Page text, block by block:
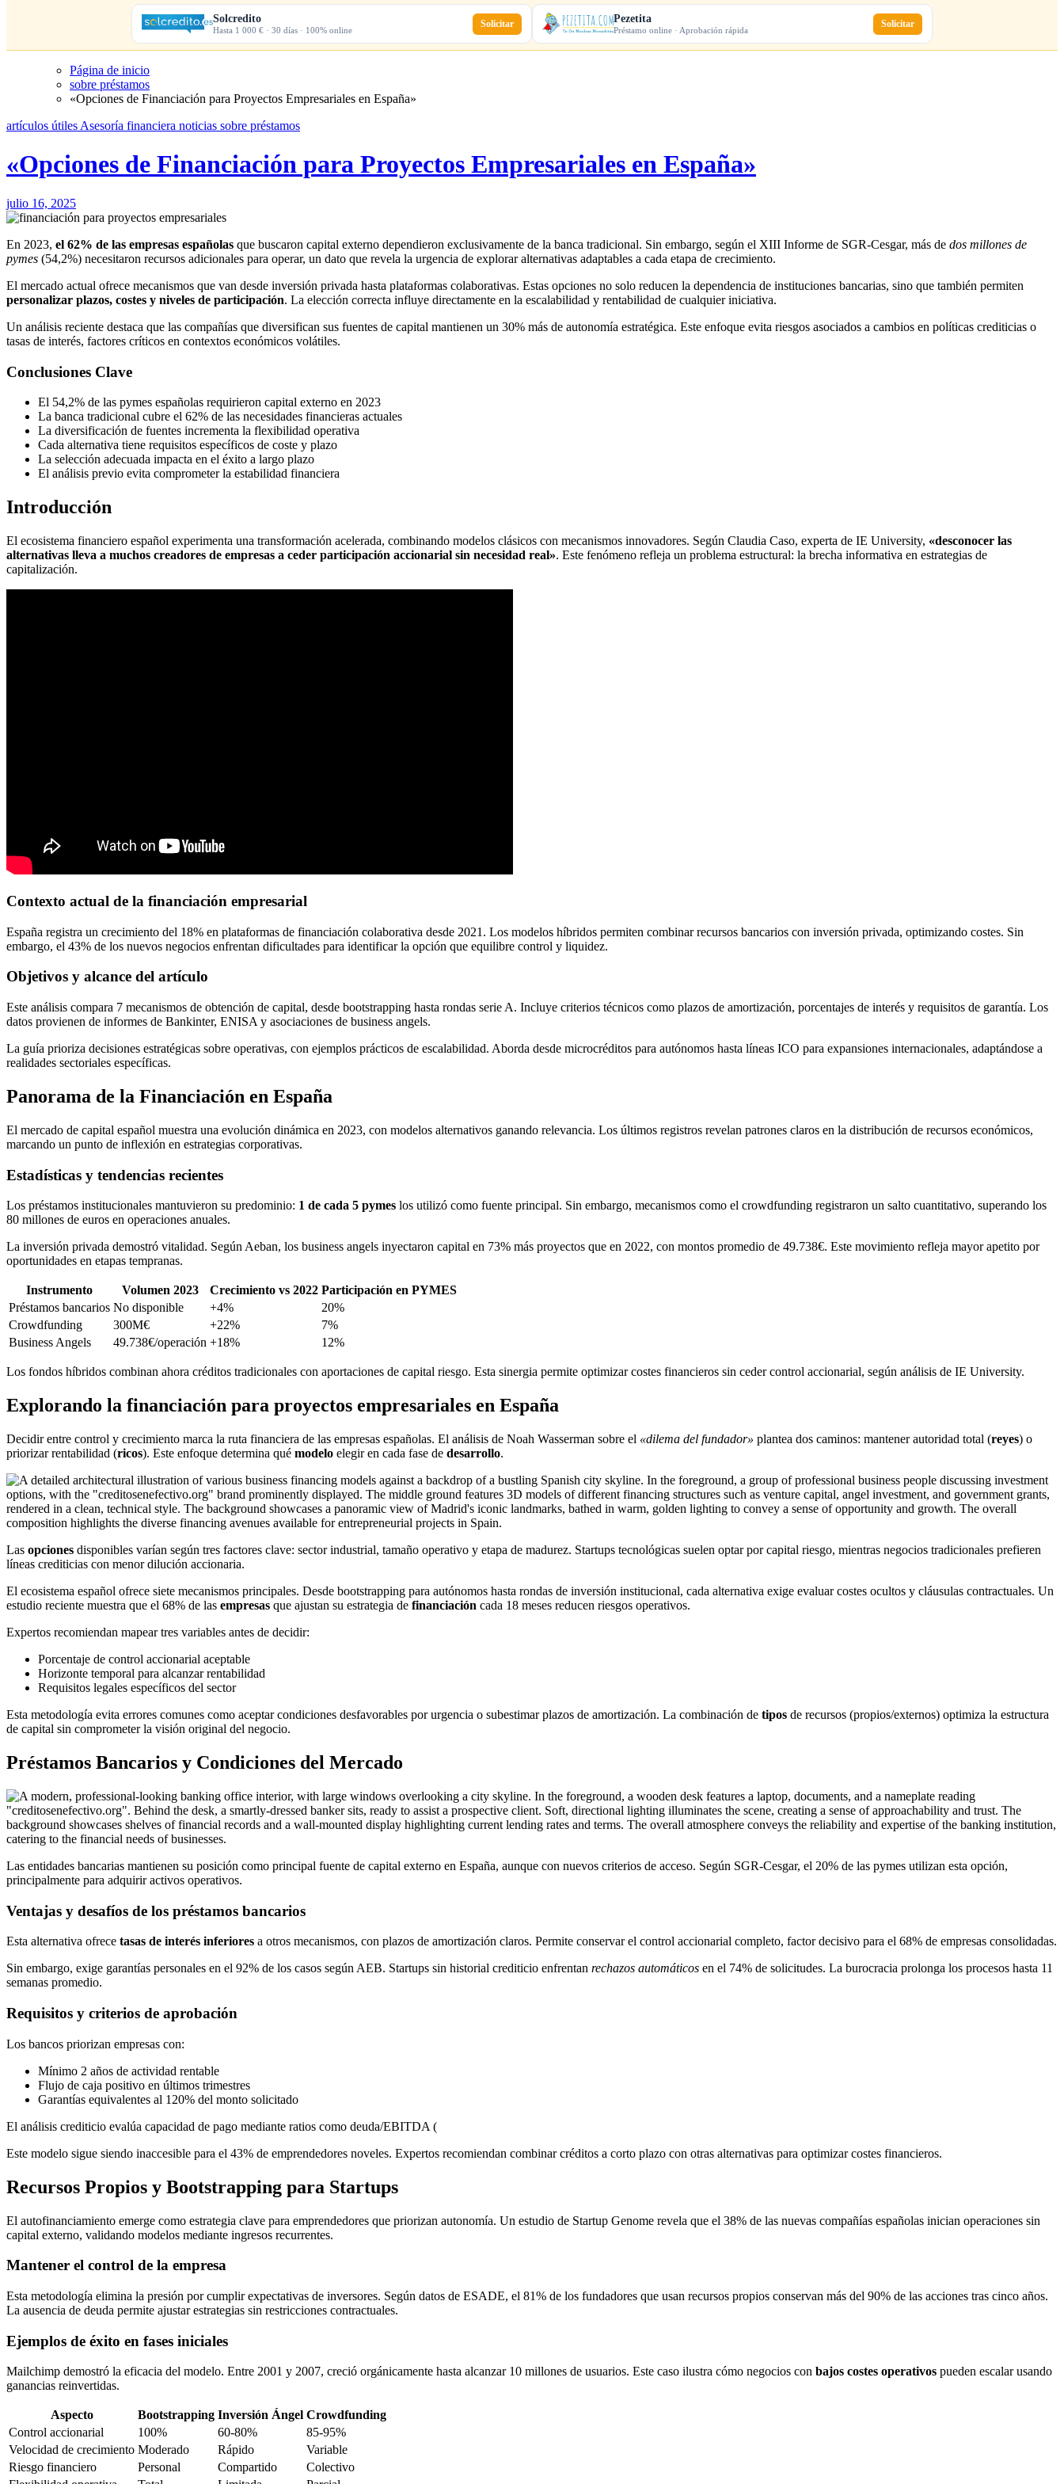
Solcredito
Hasta 1 000 € · 30 días · 100% online
Solicitar Pezetita
Préstamo online · Aprobación rápida
Solicitar
Página de inicio
sobre préstamos
«Opciones de Financiación para Proyectos Empresariales en España»
artículos útiles Asesoría financiera noticias sobre préstamos
«Opciones de Financiación para Proyectos Empresariales en España»
julio 16, 2025
En 2023, el 62% de las empresas españolas que buscaron capital externo dependieron exclusivamente de la banca tradicional. Sin embargo, según el XIII Informe de SGR-Cesgar, más de dos millones de
pymes (54,2%) necesitaron recursos adicionales para operar, un dato que revela la urgencia de explorar alternativas adaptables a cada etapa de crecimiento.
El mercado actual ofrece mecanismos que van desde inversión privada hasta plataformas colaborativas. Estas opciones no solo reducen la dependencia de instituciones bancarias, sino que también permiten
personalizar plazos, costes y niveles de participación. La elección correcta influye directamente en la escalabilidad y rentabilidad de cualquier iniciativa.
Un análisis reciente destaca que las compañías que diversifican sus fuentes de capital mantienen un 30% más de autonomía estratégica. Este enfoque evita riesgos asociados a cambios en políticas crediticias o
tasas de interés, factores críticos en contextos económicos volátiles.
Conclusiones Clave
El 54,2% de las pymes españolas requirieron capital externo en 2023
La banca tradicional cubre el 62% de las necesidades financieras actuales
La diversificación de fuentes incrementa la flexibilidad operativa
Cada alternativa tiene requisitos específicos de coste y plazo
La selección adecuada impacta en el éxito a largo plazo
El análisis previo evita comprometer la estabilidad financiera
Introducción
El ecosistema financiero español experimenta una transformación acelerada, combinando modelos clásicos con mecanismos innovadores. Según Claudia Caso, experta de IE University, «desconocer las
alternativas lleva a muchos creadores de empresas a ceder participación accionarial sin necesidad real». Este fenómeno refleja un problema estructural: la brecha informativa en estrategias de
capitalización.
Contexto actual de la financiación empresarial
España registra un crecimiento del 18% en plataformas de financiación colaborativa desde 2021. Los modelos híbridos permiten combinar recursos bancarios con inversión privada, optimizando costes. Sin
embargo, el 43% de los nuevos negocios enfrentan dificultades para identificar la opción que equilibre control y liquidez.
Objetivos y alcance del artículo
Este análisis compara 7 mecanismos de obtención de capital, desde bootstrapping hasta rondas serie A. Incluye criterios técnicos como plazos de amortización, porcentajes de interés y requisitos de garantía. Los
datos provienen de informes de Bankinter, ENISA y asociaciones de business angels.
La guía prioriza decisiones estratégicas sobre operativas, con ejemplos prácticos de escalabilidad. Aborda desde microcréditos para autónomos hasta líneas ICO para expansiones internacionales, adaptándose a
realidades sectoriales específicas.
Panorama de la Financiación en España
El mercado de capital español muestra una evolución dinámica en 2023, con modelos alternativos ganando relevancia. Los últimos registros revelan patrones claros en la distribución de recursos económicos,
marcando un punto de inflexión en estrategias corporativas.
Estadísticas y tendencias recientes
Los préstamos institucionales mantuvieron su predominio: 1 de cada 5 pymes los utilizó como fuente principal. Sin embargo, mecanismos como el crowdfunding registraron un salto cuantitativo, superando los
80 millones de euros en operaciones anuales.
La inversión privada demostró vitalidad. Según Aeban, los business angels inyectaron capital en 73% más proyectos que en 2022, con montos promedio de 49.738€. Este movimiento refleja mayor apetito por
oportunidades en etapas tempranas.
Instrumento Volumen 2023 Crecimiento vs 2022 Participación en PYMES
Préstamos bancarios No disponible +4%
20%
Crowdfunding
300M€ +22%
7%
Business Angels
49.738€/operación +18% 12%
Los fondos híbridos combinan ahora créditos tradicionales con aportaciones de capital riesgo. Esta sinergia permite optimizar costes financieros sin ceder control accionarial, según análisis de IE University.
Explorando la financiación para proyectos empresariales en España
Decidir entre control y crecimiento marca la ruta financiera de las empresas españolas. El análisis de Noah Wasserman sobre el «dilema del fundador» plantea dos caminos: mantener autoridad total (reyes) o
priorizar rentabilidad (ricos). Este enfoque determina qué modelo elegir en cada fase de desarrollo.
Las opciones disponibles varían según tres factores clave: sector industrial, tamaño operativo y etapa de madurez. Startups tecnológicas suelen optar por capital riesgo, mientras negocios tradicionales prefieren
líneas crediticias con menor dilución accionaria.
El ecosistema español ofrece siete mecanismos principales. Desde bootstrapping para autónomos hasta rondas de inversión institucional, cada alternativa exige evaluar costes ocultos y cláusulas contractuales. Un
estudio reciente muestra que el 68% de las empresas que ajustan su estrategia de financiación cada 18 meses reducen riesgos operativos.
Expertos recomiendan mapear tres variables antes de decidir:
Porcentaje de control accionarial aceptable
Horizonte temporal para alcanzar rentabilidad
Requisitos legales específicos del sector
Esta metodología evita errores comunes como aceptar condiciones desfavorables por urgencia o subestimar plazos de amortización. La combinación de tipos de recursos (propios/externos) optimiza la estructura
de capital sin comprometer la visión original del negocio.
Préstamos Bancarios y Condiciones del Mercado
Las entidades bancarias mantienen su posición como principal fuente de capital externo en España, aunque con nuevos criterios de acceso. Según SGR-Cesgar, el 20% de las pymes utilizan esta opción,
principalmente para adquirir activos operativos.
Ventajas y desafíos de los préstamos bancarios
Esta alternativa ofrece tasas de interés inferiores a otros mecanismos, con plazos de amortización claros. Permite conservar el control accionarial completo, factor decisivo para el 68% de empresas consolidadas.
Sin embargo, exige garantías personales en el 92% de los casos según AEB. Startups sin historial crediticio enfrentan rechazos automáticos en el 74% de solicitudes. La burocracia prolonga los procesos hasta 11
semanas promedio.
Requisitos y criterios de aprobación
Los bancos priorizan empresas con:
Mínimo 2 años de actividad rentable
Flujo de caja positivo en últimos trimestres
Garantías equivalentes al 120% del monto solicitado
El análisis crediticio evalúa capacidad de pago mediante ratios como deuda/EBITDA (
Este modelo sigue siendo inaccesible para el 43% de emprendedores noveles. Expertos recomiendan combinar créditos a corto plazo con otras alternativas para optimizar costes financieros.
Recursos Propios y Bootstrapping para Startups
El autofinanciamiento emerge como estrategia clave para emprendedores que priorizan autonomía. Un estudio de Startup Genome revela que el 38% de las nuevas compañías españolas inician operaciones sin
capital externo, validando modelos mediante ingresos recurrentes.
Mantener el control de la empresa
Esta metodología elimina la presión por cumplir expectativas de inversores. Según datos de ESADE, el 81% de los fundadores que usan recursos propios conservan más del 90% de las acciones tras cinco años.
La ausencia de deuda permite ajustar estrategias sin restricciones contractuales.
Ejemplos de éxito en fases iniciales
Mailchimp demostró la eficacia del modelo. Entre 2001 y 2007, creció orgánicamente hasta alcanzar 10 millones de usuarios. Este caso ilustra cómo negocios con bajos costes operativos pueden escalar usando
ganancias reinvertidas.
Aspecto Bootstrapping Inversión Ángel Crowdfunding
Control accionarial
100% 60-80%
85-95%
Velocidad de crecimiento Moderado Rápido
Variable
Riesgo financiero
Personal Compartido
Colectivo